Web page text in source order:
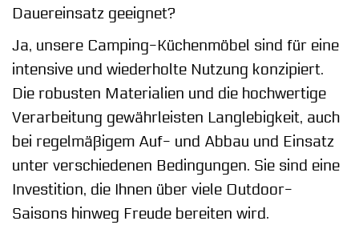
Dauereinsatz geeignet?
Ja, unsere Camping-Küchenmöbel sind für eine
intensive und wiederholte Nutzung konzipiert.
Die robusten Materialien und die hochwertige
Verarbeitung gewährleisten Langlebigkeit, auch
bei regelmäßigem Auf- und Abbau und Einsatz
unter verschiedenen Bedingungen. Sie sind eine
Investition, die Ihnen über viele Outdoor-
Saisons hinweg Freude bereiten wird.